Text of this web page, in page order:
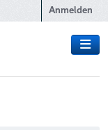
Anmelden